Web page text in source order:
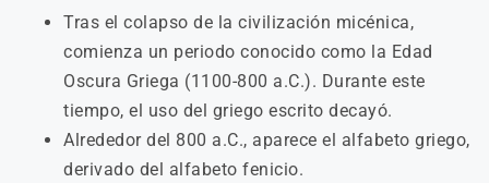
Tras el colapso de la civilización micénica,
comienza un periodo conocido como la Edad
Oscura Griega (1100-800 a.C.). Durante este
tiempo, el uso del griego escrito decayó.
Alrededor del 800 a.C., aparece el alfabeto griego,
derivado del alfabeto fenicio.